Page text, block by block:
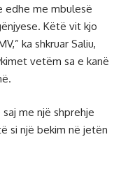
edhe me mbulesë
Këtë vit kjo
ka shkruar Saliu,
vetëm sa e kanë
me një shprehje
si një bekim në jetën